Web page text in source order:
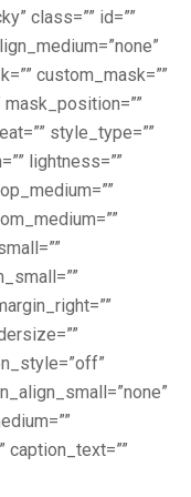
class=”” id=””
custom_mask=””
style_type=””
lightness=””
caption_text=””